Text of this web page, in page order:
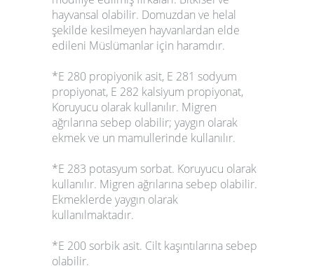
hayvansal olabilir. Domuzdan ve helal
şekilde kesilmeyen hayvanlardan elde
edileni Müslümanlar için haramdır.
*E 280 propiyonik asit, E 281 sodyum
propiyonat, E 282 kalsiyum propiyonat,
Koruyucu olarak kullanılır. Migren
ağrılarına sebep olabilir; yaygın olarak
ekmek ve un mamullerinde kullanılır.
*E 283 potasyum sorbat. Koruyucu olarak
kullanılır. Migren ağrılarına sebep olabilir.
Ekmeklerde yaygın olarak
kullanılmaktadır.
*E 200 sorbik asit. Cilt kaşıntılarına sebep
olabilir.